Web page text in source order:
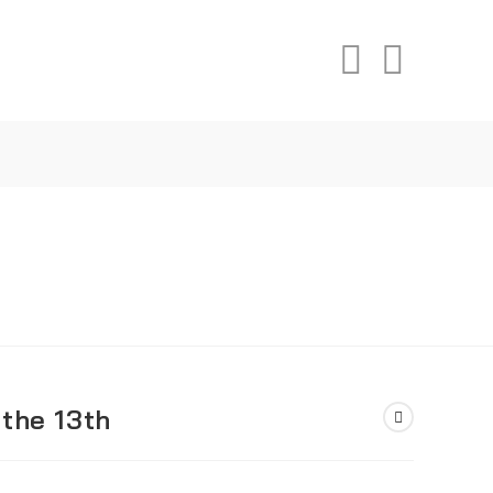
13th